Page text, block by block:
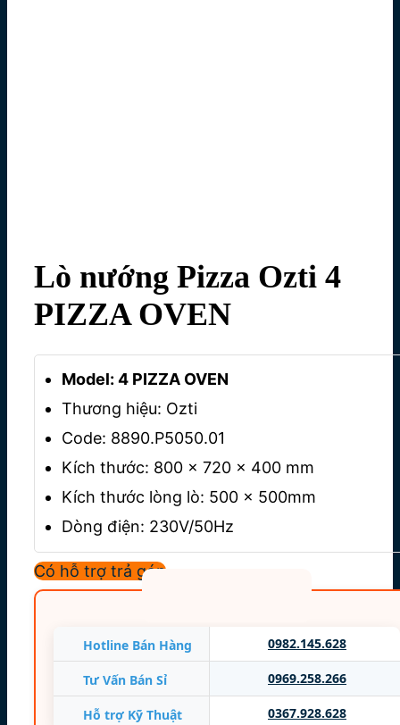
Lò nướng Pizza Ozti 4
PIZZA OVEN
Model: 4 PIZZA OVEN
Thương hiệu: Ozti
Code: 8890.P5050.01
Kích thước: 800 x 720 x 400 mm
Kích thước lòng lò: 500 x 500mm
Dòng điện: 230V/50Hz
Công suất: 4 KW (2X2KW)
Nhiệt độ: 85oC ~ 450oC
Bảo hành: 12 tháng
Có hỗ trợ trả góp
Hotline Bán Hàng 0982.145.628
Tư Vấn Bán Sỉ 0969.258.266
Hỗ trợ Kỹ Thuật 0367.928.628